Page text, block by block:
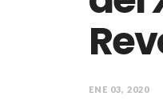
ENE 03, 2020